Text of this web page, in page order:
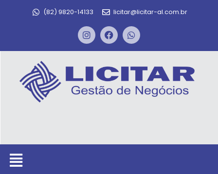
(82) 9820-14133 licitar@licitar-al.com.br